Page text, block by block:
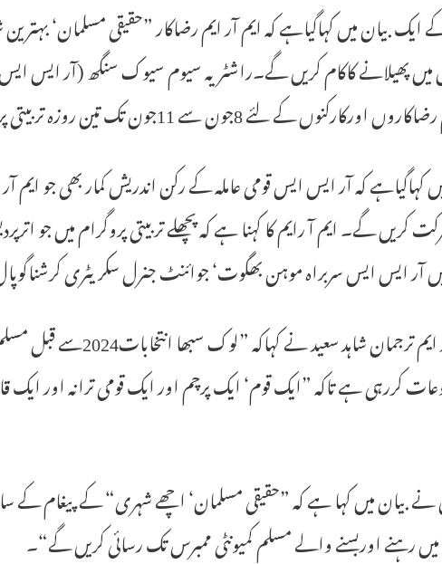
بیان میں کہاگیاہے کہ ایم آر ایم رضاکار ”حقیقی مسلمان‘
میں پھیلانے کاکام کریں گے۔راشٹریہ سیوم سیوک سنگھ (آر ایس
کے لئے 8جون سے 11جون تک تین روزہ تربیتی پروگرام کا انعقاد کیاجائے گا۔
کہاگیاہے کہ آر ایس ایس قومی عاملہ کے رکن اندریش کمار بھی جو
آر ایس ایس سربراہ موہن بھگوت‘ جوائنٹ جنرل سکریٹری
ایم آر ایم ترجمان
کررہی ہے تاکہ ”ایک قوم‘ ایک پرچم اور ایک قومی ترانہ اور ایک
بیان میں کہا ہے کہ ”حقیقی مسلمان‘ اچھے شہری“ کے پیغام کے
رہنے اوربسنے والے مسلم کمیونٹی ممبرس تک رسائی کریں گے“۔